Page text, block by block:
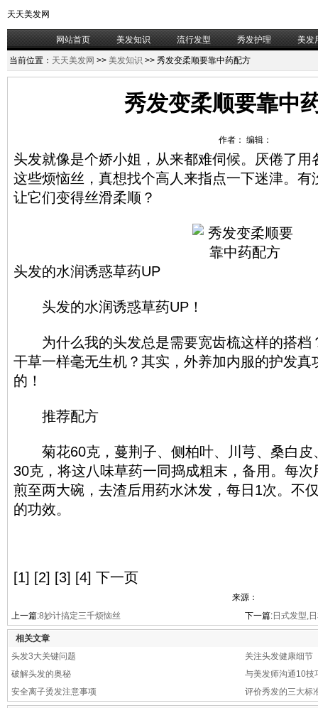
天天美发网
网站首页 美发知识 流行发型 秀发护理 美发
当前位置： 天天美发网 >> 美发知识 >> 秀发变柔顺要靠中药配方
秀发变柔顺要靠中
作者： 编辑：
头发就像是个娇小姐，从来都难伺候。厌倦了
这些烦恼丝，真想找个高人来指点一下迷津。有
让它们变得丝滑柔顺？
头发的水润诱惑草药UP
头发的水润诱惑草药UP！
为什么我的头发总是需要宽齿梳这样的搭档
干草一样毫无生机？其实，外养加内服的护发真
的！
推荐配方
菊花60克，蔓荆子、侧柏叶、川芎、桑白皮
30克，将这八味草药一同捣成粗末，备用。每
煎至两大碗，去渣后用药水沐发，每日1次。不
的功效。
[1] [2] [3] [4] 下一页
来源：
上一篇:8妙计搞定三千烦恼丝 下一篇:日式发型,
相关文章
头发3大关键问题
关注头发健康细节
破解头发的奥秘
与美发师沟通10技
安全离子烫发注意事项
评价秀发的三大标